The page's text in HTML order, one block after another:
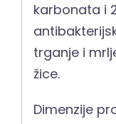
karbonata i
trganje i
žice.
Dimenzije